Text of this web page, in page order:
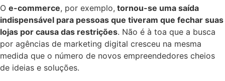
O e-commerce, por exemplo, tornou-se uma saída
indispensável para pessoas que tiveram que fechar suas
lojas por causa das restrições. Não é à toa que a busca
por agências de marketing digital cresceu na mesma
medida que o número de novos empreendedores cheios
de ideias e soluções.